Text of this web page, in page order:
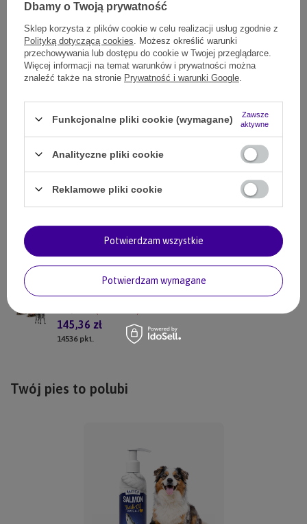
Polecane
Zestaw karma Look4dog CARE Jeleń z łososiem 2x6kg +
Zestaw karma sucha Look4dog CARE wołowina 2x5kg
204,00 zł
63000pkt.
Zestaw: karma Look4dog CARE jeleń i kaczka 2PAK: 2x2kg
(Zniżka 6%)
141,00 zł
Zestaw: karma Look4dog CARE jeleń i królik 2PAK: 2x2kg
145,36 zł
14536pkt.
Twój pies to polubi
Dbamy o Twoją prywatność
Sklep korzysta z plików cookie w celu realizacji usług zgodnie z
Polityką dotyczącą cookies . Możesz określić warunki
przechowywania lub dostępu do cookie w Twojej przeglądarce.
Więcej informacji na temat warunków i prywatności można
znaleźć także na stronie Prywatność i warunki Google
Funkcjonalne pliki cookie (wymagane)
Zawsze
aktywne
Analityczne pliki cookie
Reklamowe pliki cookie
Potwierdzam wymagane
Potwierdzam wszystkie